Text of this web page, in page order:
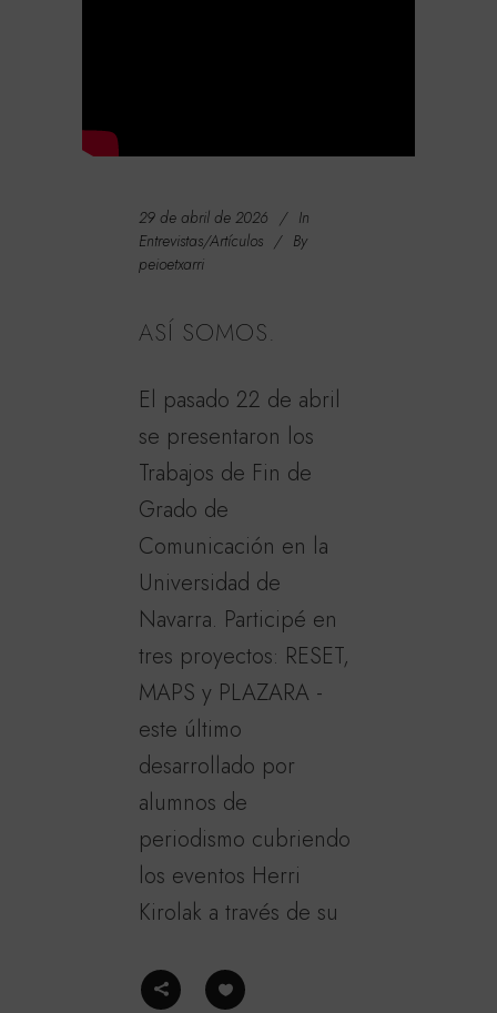
29 de abril de 2026
In
Entrevistas/Artículos
By
peioetxarri
ASÍ SOMOS.
El pasado 22 de abril
se presentaron los
Trabajos de Fin de
Grado de
Comunicación en la
Universidad de
Navarra. Participé en
tres proyectos: RESET,
MAPS y PLAZARA -
este último
desarrollado por
alumnos de
periodismo cubriendo
los eventos Herri
Kirolak a través de su